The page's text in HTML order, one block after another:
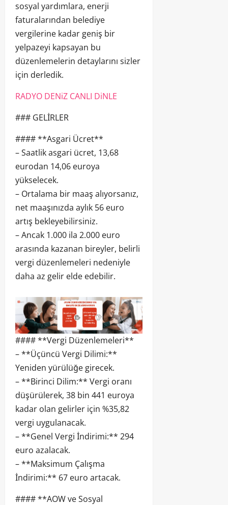
sosyal yardımlara, enerji
faturalarından belediye
vergilerine kadar geniş bir
yelpazeyi kapsayan bu
düzenlemelerin detaylarını sizler
için derledik.
RADYO DENiZ CANLI DiNLE
### GELİRLER
#### **Asgari Ücret**
– Saatlik asgari ücret, 13,68
eurodan 14,06 euroya
yükselecek.
– Ortalama bir maaş alıyorsanız,
net maaşınızda aylık 56 euro
artış bekleyebilirsiniz.
– Ancak 1.000 ila 2.000 euro
arasında kazanan bireyler, belirli
vergi düzenlemeleri nedeniyle
daha az gelir elde edebilir.
#### **Vergi Düzenlemeleri**
– **Üçüncü Vergi Dilimi:**
Yeniden yürülüğe girecek.
– **Birinci Dilim:** Vergi oranı
düşürülerek, 38 bin 441 euroya
kadar olan gelirler için %35,82
vergi uygulanacak.
– **Genel Vergi İndirimi:** 294
euro azalacak.
– **Maksimum Çalışma
İndirimi:** 67 euro artacak.
#### **AOW ve Sosyal